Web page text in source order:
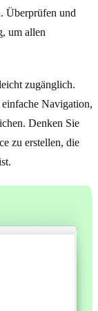
Überprüfen und
um allen
zugänglich.
Navigation,
Denken Sie
zu erstellen, die